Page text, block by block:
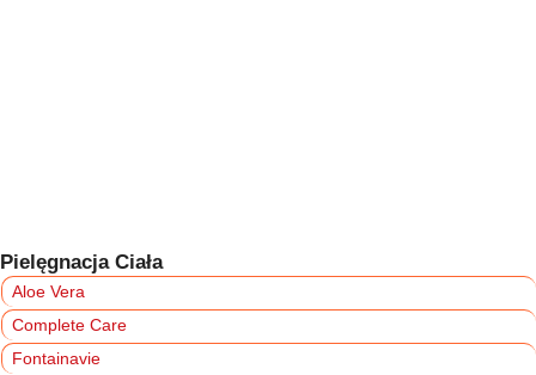
Pielęgnacja Ciała
Aloe Vera
Complete Care
Fontainavie